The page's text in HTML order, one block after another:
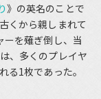
》の英名のことで
くから親しまれて
ーを薙ぎ倒し、当
、多くのプレイヤ
る1枚であった。